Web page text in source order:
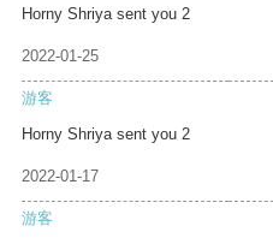
Horny Shriya sent you 2
2022-01-25
游客
Horny Shriya sent you 2
2022-01-17
游客